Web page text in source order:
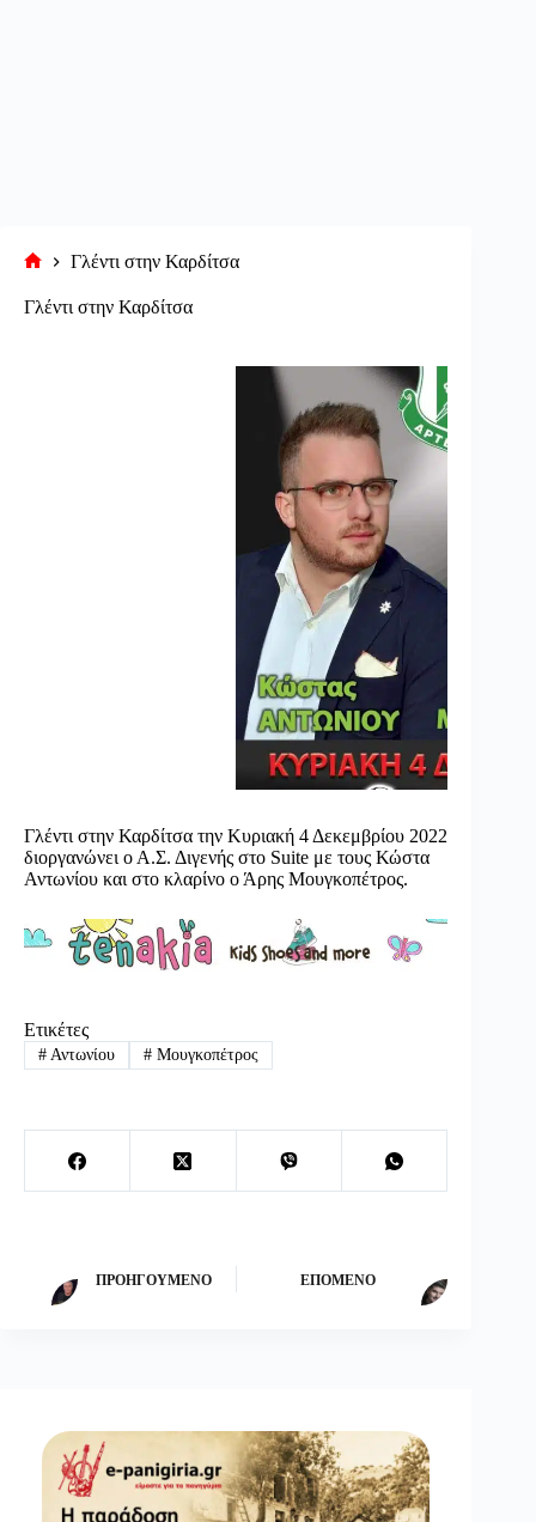
σελίδα
Γλέντι στην Καρδίτσα
Γλέντι στην Καρδίτσα
Γλέντι στην Καρδίτσα την Κυριακή 4 Δεκεμβρίου 2022
διοργανώνει ο Α.Σ. Διγενής στο Suite με τους Κώστα
Αντωνίου και στο κλαρίνο ο Άρης Μουγκοπέτρος.
Ετικέτες
#Αντωνίου #Μουγκοπέτρος
ΠΡΟΗΓΟΎΜΕΝΟ ΕΠΌΜΕΝΟ